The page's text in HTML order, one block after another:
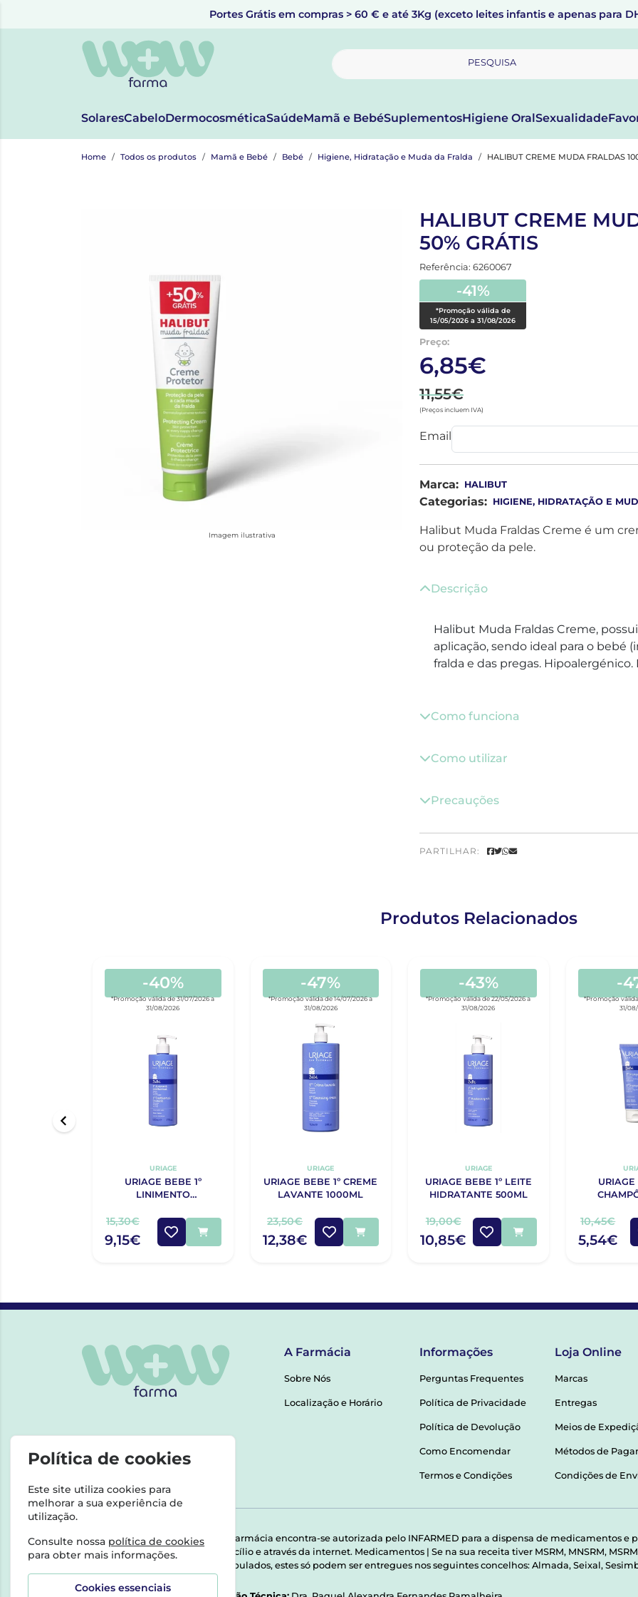
Portes Grátis em compras > 60 € e até 3Kg (exceto leites infantis e apenas para
PESQUISA
SolaresCabeloDermocosméticaSaúdeMamã e BebéSuplementosHigiene OralSexualidade
Home Todos os produtos Mamã e Bebé Bebé Higiene, Hidratação e Muda da Fralda HALIBUT CREME MUDA FRALDAS
Imagem ilustrativa
HALIBUT CREME
50% GRÁTIS
Referência: 6260067
-41%
*Promoção válida de
15/05/2026 a 31/08/2026
Preço:
6,85€
11,55€
(Preços incluem IVA)
Email
Marca: HALIBUT
Categorias: HIGIENE, HIDRATAÇÃO E
Halibut Muda Fraldas Creme é um
ou proteção da pele.
Descrição
Halibut Muda Fraldas Creme,
aplicação, sendo ideal para o bebé
fralda e das pregas.
Como funciona
Como utilizar
Precauções
PARTILHAR:
Produtos Relacionados
-40%
*Promoção válida de 31/07/2026 a
31/08/2026
URIAGE
URIAGE BEBE 1º
LINIMENTO
15,30€
9,15€
-47%
*Promoção válida de 14/07/2026 a
31/08/2026
URIAGE
URIAGE BEBE 1º CREME
LAVANTE 1000ML
23,50€
12,38€
-43%
*Promoção válida de 22/05/2026 a
31/08/2026
URIAGE
URIAGE BEBE 1º LEITE
HIDRATANTE 500ML
19,00€
10,85€
-
*Promoção
31/
URIAGE
10,45€
5,54€
A Farmácia
Sobre Nós
Localização e Horário
Informações
Perguntas Frequentes
Política de Privacidade
Política de Devolução
Como Encomendar
Termos e Condições
Loja Online
Marcas
Entregas
Meios de
Métodos de
Condições de
Esta farmácia encontra-se autorizada pelo INFARMED para a dispensa de medicamentos e
domicílio e através da internet. Medicamentos | Se na sua receita tiver MSRM, MNSRM,
Manipulados, estes só podem ser entregues nos seguintes concelhos: Almada, Seixal,
Política de cookies
Este site utiliza cookies para
melhorar a sua experiência de
utilização.
Consulte nossa política de cookies
para obter mais informações.
Cookies essenciais